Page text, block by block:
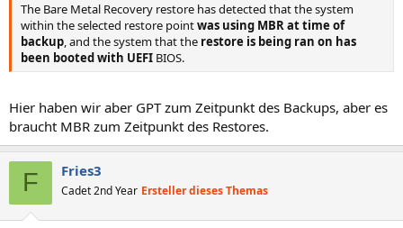
The Bare Metal Recovery restore has detected that the system
within the selected restore pointwas using MBR at time of
backup, and the system that the restore is being ran on has
been booted with UEFI BIOS.
Hier haben wir aber GPT zum Zeitpunkt des Backups, aber es
braucht MBR zum Zeitpunkt des Restores.
F Fries3
Cadet 2nd Year Ersteller dieses Themas